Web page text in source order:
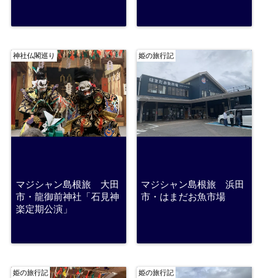
神社仏閣巡り
マジシャン島根旅 大田
市・龍御前神社「石見神
楽定期公演」
姫の旅行記
マジシャン島根旅 浜田
市・はまだお魚市場
姫の旅行記 姫の旅行記